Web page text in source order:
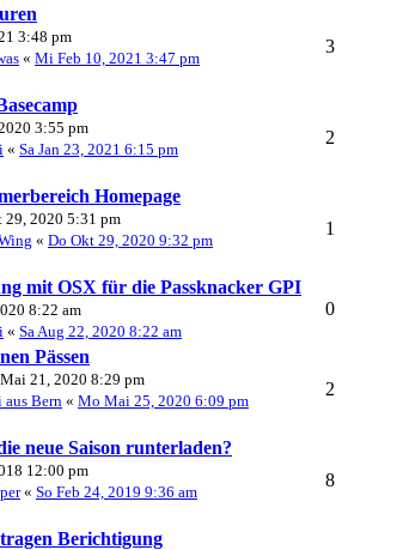
3:48 pm
« Mi Feb 10, 2021 3:47 pm
3
3:55 pm
« Sa Jan 23, 2021 6:15 pm
2
Homepage
2020 5:31 pm
« Do Okt 29, 2020 9:32 pm
1
mit OSX für die Passknacker GPI
8:22 am
« Sa Aug 22, 2020 8:22 am
0
Pässen
21, 2020 8:29 pm
Bern « Mo Mai 25, 2020 6:09 pm
2
neue Saison runterladen?
12:00 pm
« So Feb 24, 2019 9:36 am
8
Berichtigung